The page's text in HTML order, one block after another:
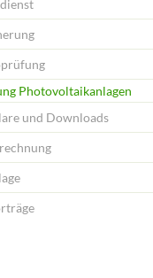
Photovoltaikanlagen
und Downloads